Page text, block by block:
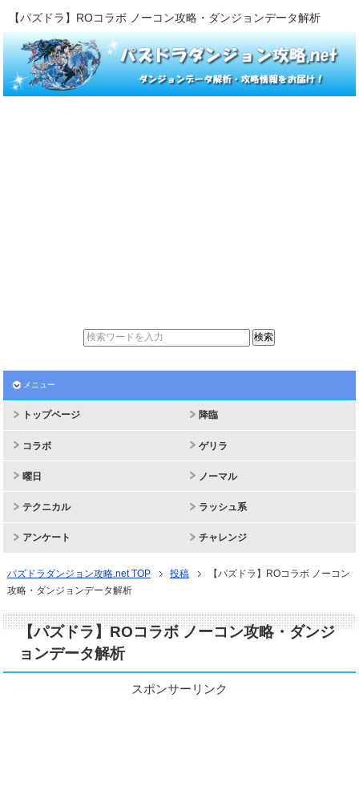
【パズドラ】ROコラボ ノーコン攻略・ダンジョンデータ解析
メニュー
トップページ 降臨
コラボ ゲリラ
曜日 ノーマル
テクニカル ラッシュ系
アンケート チャレンジ
パズドラダンジョン攻略.net TOP 投稿
【パズドラ】ROコラボ ノーコン
攻略・ダンジョンデータ解析
【パズドラ】ROコラボ ノーコン攻略・ダンジ
ョンデータ解析
スポンサーリンク